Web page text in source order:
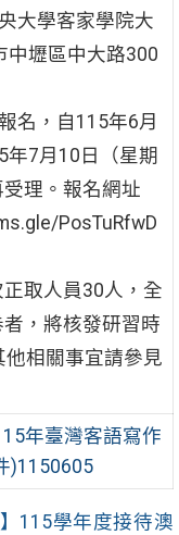
大學客家學院大
中壢區中大路300
名，自115年6月
年7月10日（星期
理。報名網址
PosTuRfwD
取人員30人，全
，將核發研習時
相關事宜請參見
年臺灣客語寫作
)1150605
115學年度接待澳